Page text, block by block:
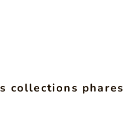
collections phares